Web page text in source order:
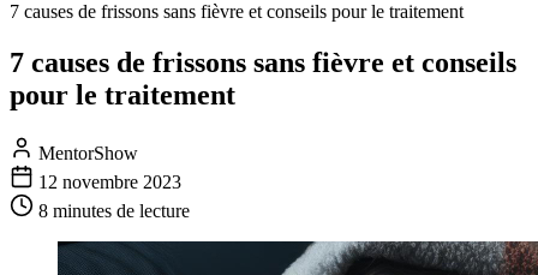
7 causes de frissons sans fièvre et conseils pour le traitement
7 causes de frissons sans fièvre et conseils
pour le traitement
MentorShow
12 novembre 2023
8 minutes de lecture